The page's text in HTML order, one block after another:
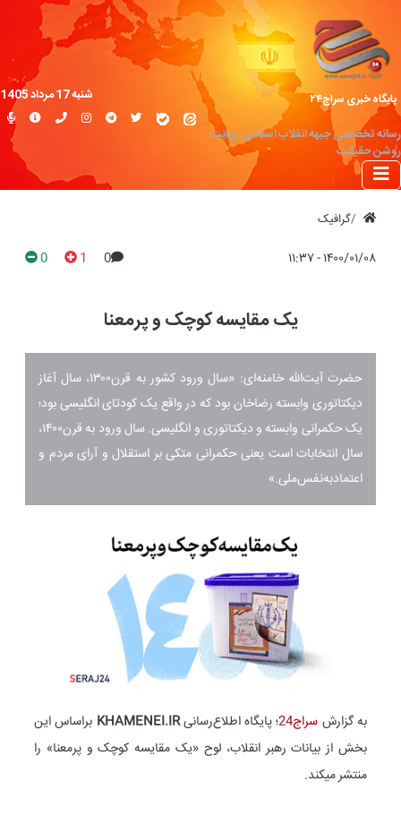
پایگاه خبری سراج۲۴
رسانه تخصصی جبهه انقلاب اسلامی؛ روایت
روشن حقیقت
شنبه 17 مرداد 1405
گرافیک
۱۴۰۰/۰۱/۰۸ - ۱۱:۳۷ 0
1
0
یک مقایسه کوچک و پرمعنا
حضرت آیت‌الله خامنه‌ای: «سال ورود کشور به قرن۱۳۰۰،‌ سال آغاز
دیکتاتوری وابسته رضاخان بود که در واقع یک کودتای انگلیسی بود؛
یک حکمرانی وابسته و دیکتاتوری و انگلیسی. سال ورود به قرن۱۴۰۰،
سال انتخابات است یعنی حکمرانی متکی بر استقلال و آرای مردم و
اعتماد‌به‌نفس‌ملی.»
به گزارش سراج24 ؛ پایگاه اطلاع‌رسانیKHAMENEI.IR براساس این
بخش از بیانات رهبر انقلاب، لوح «یک مقایسه کوچک و پرمعنا» را
منتشر میکند.